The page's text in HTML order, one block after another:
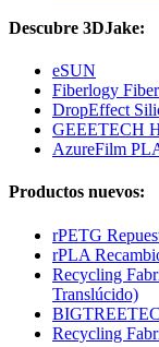
Descubre 3DJake:
eSUN
Fiberlogy
DropEffect
GEEETECH
AzureFilm
Productos nuevos:
rPETG
rPLA
Recycling
Translúcido)
Recycling